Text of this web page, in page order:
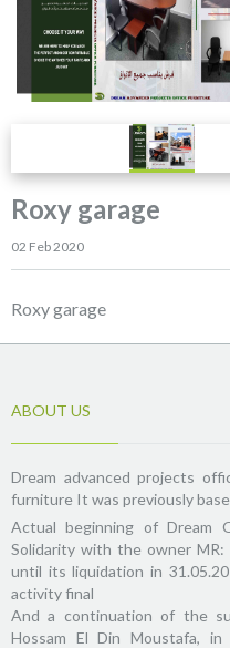
Roxy garage
02 Feb 2020
Roxy garage
ABOUT US
Dream advanced projects
furniture It was previously
Actual beginning of Dream
Solidarity with the owner MR:
until its liquidation in
activity final
And a continuation of the
Hossam El Din Moustafa,